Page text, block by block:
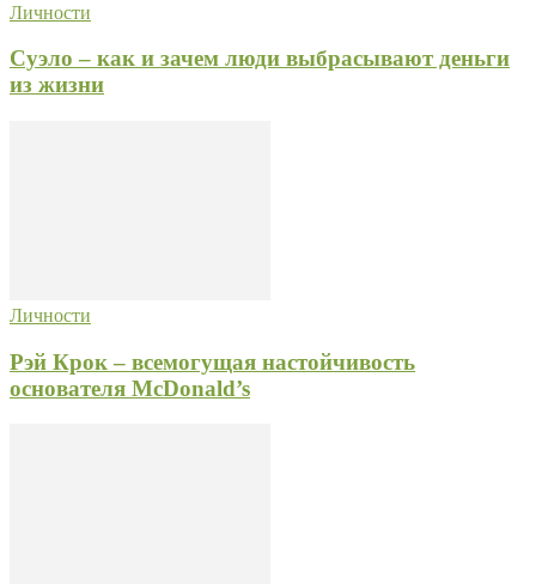
Личности
Суэло – как и зачем люди выбрасывают деньги
из жизни
Личности
Рэй Крок – всемогущая настойчивость
основателя McDonald’s